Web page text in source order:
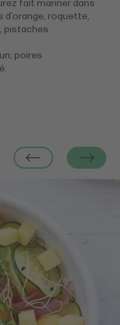
fait mariner dans
roquette,
, pistaches
poires